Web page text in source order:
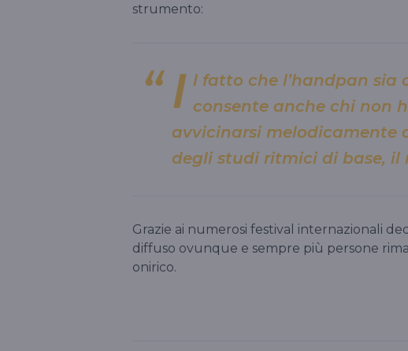
strumento:
I l fatto che l’handpan sia
consente anche chi non
avvicinarsi melodicamente
degli studi ritmici di base, il
Grazie ai numerosi festival internazionali
diffuso ovunque e sempre più persone
onirico.